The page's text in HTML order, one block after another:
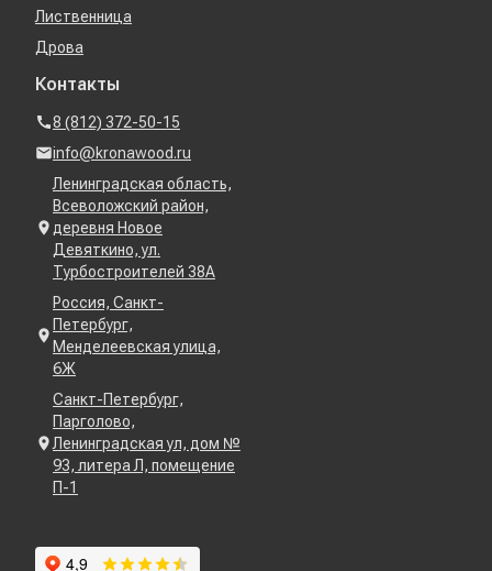
Лиственница
Дрова
Контакты
8 (812) 372-50-15
info@kronawood.ru
Ленинградская область,
Всеволожский район,
деревня Новое
Девяткино, ул.
Турбостроителей 38А
Россия, Санкт-
Петербург,
Менделеевская улица,
6Ж
Санкт-Петербург,
Парголово,
Ленинградская ул, дом №
93, литера Л, помещение
П-1